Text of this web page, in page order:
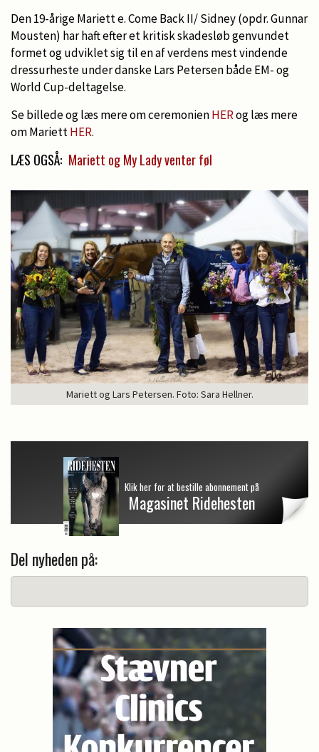
Den 19-årige Mariett e. Come Back II/ Sidney (opdr. Gunnar
Mousten) har haft efter et kritisk skadesløb genvundet
formet og udviklet sig til en af verdens mest vindende
dressurheste under danske Lars Petersen både EM- og
World Cup-deltagelse.
Se billede og læs mere om ceremonienHERog læs mere
om MariettHER.
LÆS OGSÅ: Mariett og My Lady venter føl
Mariett og Lars Petersen. Foto: Sara Hellner.
Klik her for at bestille abonnement på
Magasinet Ridehesten
Del nyheden på: